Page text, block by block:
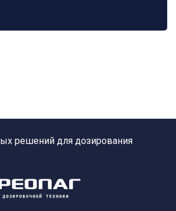
решений для дозирования